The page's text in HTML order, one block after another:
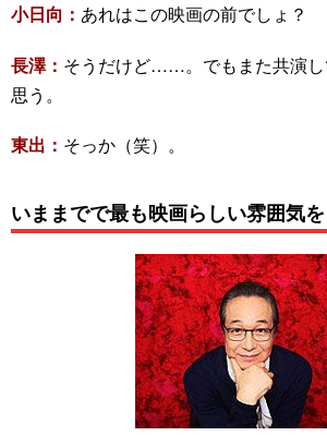
小日向： あれはこの映画の前でしょ？
長澤： そうだけど……。でもまた共演し
思う。
東出： そっか（笑）。
いままでで最も映画らしい雰囲気